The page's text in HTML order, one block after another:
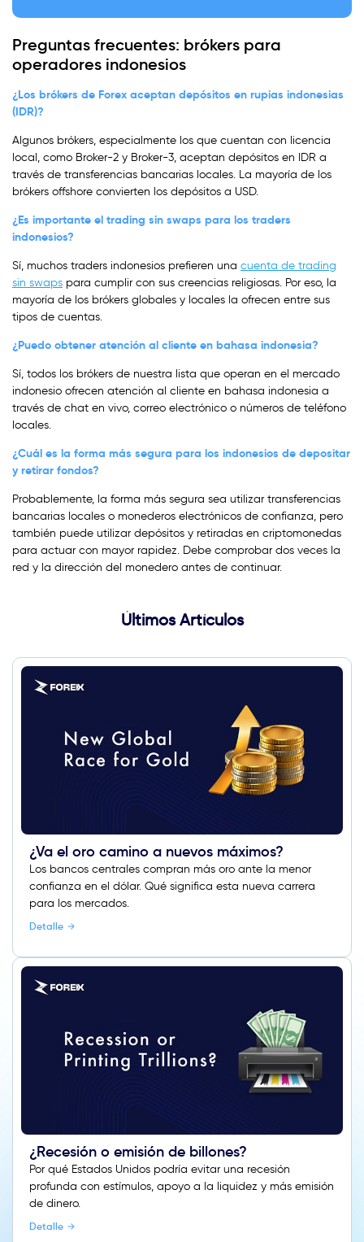
Preguntas frecuentes: brókers para
operadores indonesios
¿Los brókers de Forex aceptan depósitos en rupias indonesias
(IDR)?
Algunos brókers, especialmente los que cuentan con licencia
local, como Broker-2 y Broker-3, aceptan depósitos en IDR a
través de transferencias bancarias locales. La mayoría de los
brókers offshore convierten los depósitos a USD.
¿Es importante el trading sin swaps para los traders
indonesios?
Sí, muchos traders indonesios prefieren una cuenta de trading
sin swaps para cumplir con sus creencias religiosas. Por eso, la
mayoría de los brókers globales y locales la ofrecen entre sus
tipos de cuentas.
¿Puedo obtener atención al cliente en bahasa indonesia?
Sí, todos los brókers de nuestra lista que operan en el mercado
indonesio ofrecen atención al cliente en bahasa indonesia a
través de chat en vivo, correo electrónico o números de teléfono
locales.
¿Cuál es la forma más segura para los indonesios de depositar
y retirar fondos?
Probablemente, la forma más segura sea utilizar transferencias
bancarias locales o monederos electrónicos de confianza, pero
también puede utilizar depósitos y retiradas en criptomonedas
para actuar con mayor rapidez. Debe comprobar dos veces la
red y la dirección del monedero antes de continuar.
Últimos Artículos
¿Va el oro camino a nuevos máximos?
Los bancos centrales compran más oro ante la menor
confianza en el dólar. Qué significa esta nueva carrera
para los mercados.
Detalle
¿Recesión o emisión de billones?
Por qué Estados Unidos podría evitar una recesión
profunda con estímulos, apoyo a la liquidez y más emisión
de dinero.
Detalle